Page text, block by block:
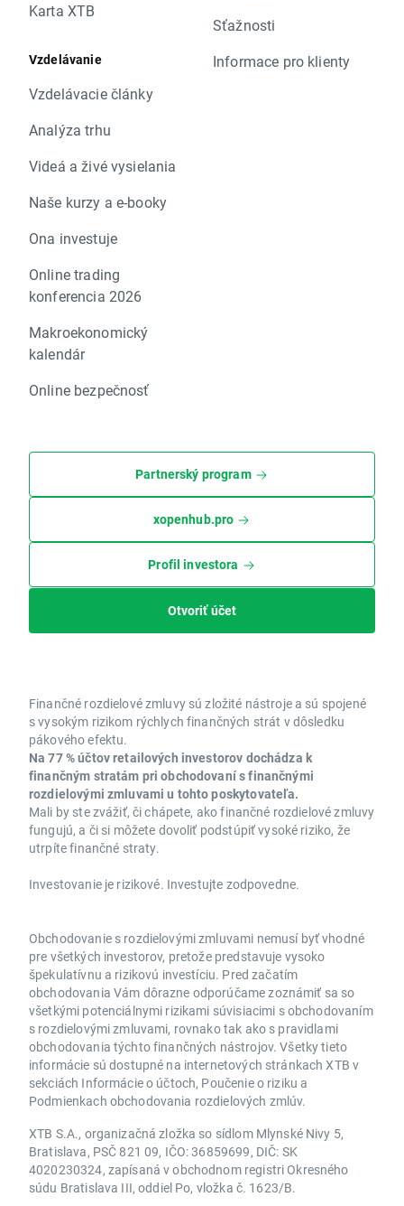
Karta XTB
Vzdelávanie
Vzdelávacie články
Analýza trhu
Videá a živé vysielania
Naše kurzy a e-booky
Ona investuje
Online trading
konferencia 2026
Makroekonomický
kalendár
Online bezpečnosť
Sťažnosti
Informace pro klienty
Partnerský program
xopenhub.pro
Profil investora
Otvoriť účet
Finančné rozdielové zmluvy sú zložité nástroje a sú spojené
s vysokým rizikom rýchlych finančných strát v dôsledku
pákového efektu.
Na 77 % účtov retailových investorov dochádza k
finančným stratám pri obchodovaní s finančnými
rozdielovými zmluvami u tohto poskytovateľa.
Mali by ste zvážiť, či chápete, ako finančné rozdielové zmluvy
fungujú, a či si môžete dovoliť podstúpiť vysoké riziko, že
utrpíte finančné straty.
Investovanie je rizikové. Investujte zodpovedne.
Obchodovanie s rozdielovými zmluvami nemusí byť vhodné
pre všetkých investorov, pretože predstavuje vysoko
špekulatívnu a rizikovú investíciu. Pred začatím
obchodovania Vám dôrazne odporúčame zoznámiť sa so
všetkými potenciálnymi rizikami súvisiacimi s obchodovaním
s rozdielovými zmluvami, rovnako tak ako s pravidlami
obchodovania týchto finančných nástrojov. Všetky tieto
informácie sú dostupné na internetových stránkach XTB v
sekciách Informácie o účtoch, Poučenie o riziku a
Podmienkach obchodovania rozdielových zmlúv.
XTB S.A., organizačná zložka so sídlom Mlynské Nivy 5,
Bratislava, PSČ 821 09, IČO: 36859699, DIČ: SK
4020230324, zapísaná v obchodnom registri Okresného
súdu Bratislava III, oddiel Po, vložka č. 1623/B.